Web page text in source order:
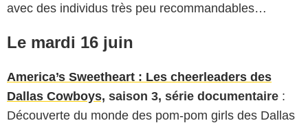
avec des individus très peu recommandables…
Le mardi 16 juin
America’s Sweetheart : Les cheerleaders des
Dallas Cowboys, saison 3, série documentaire :
Découverte du monde des pom-pom girls des Dallas